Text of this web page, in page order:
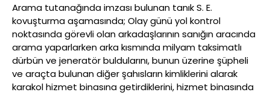
Arama tutanağında imzası bulunan tanık S. E.
kovuşturma aşamasında; Olay günü yol kontrol
noktasında görevli olan arkadaşlarının sanığın aracında
arama yaparlarken arka kısmında milyam taksimatlı
dürbün ve jeneratör buldularını, bunun üzerine şüpheli
ve araçta bulunan diğer şahısların kimliklerini alarak
karakol hizmet binasına getirdiklerini, hizmet binasında